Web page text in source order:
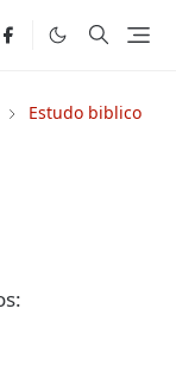
Estudo biblico